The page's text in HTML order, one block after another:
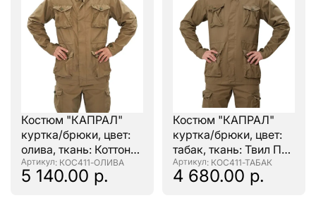
Костюм "КАПРАЛ"
куртка/брюки, цвет:
олива, ткань: Коттон
Пич 240: КОС411-ОЛИВА
5 140.00 р.
Костюм "КАПРАЛ"
куртка/брюки, цвет:
табак, ткань: Твил Пич
240
: КОС411-ТАБАК
4 680.00 р.